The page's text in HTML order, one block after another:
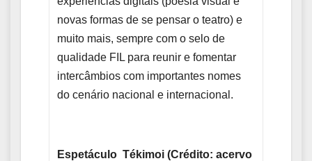
novas formas de se pensar o teatro) e
muito mais, sempre com o selo de
qualidade FIL para reunir e fomentar
intercâmbios com importantes nomes
do cenário nacional e internacional.
Espetáculo Tékimoi (Crédito: acervo